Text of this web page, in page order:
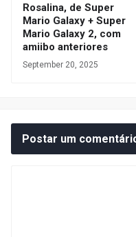
Rosalina, de Super
Mario Galaxy + Super
Mario Galaxy 2, com
amiibo anteriores
September 20, 2025
Postar um